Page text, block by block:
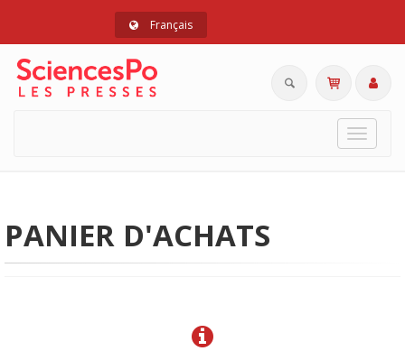
Français
Toggle
PANIER D'ACHATS